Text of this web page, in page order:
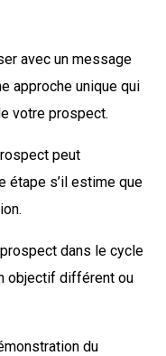
avec un message
approche unique qui
votre prospect.
peut
étape s’il estime que
dans le cycle
objectif différent ou
du